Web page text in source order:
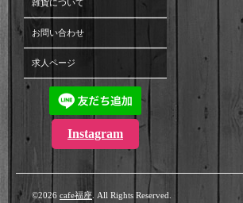
雑貨について
お問い合わせ
求人ページ
Instagram
©2026 cafe福座 . All Rights Reserved.